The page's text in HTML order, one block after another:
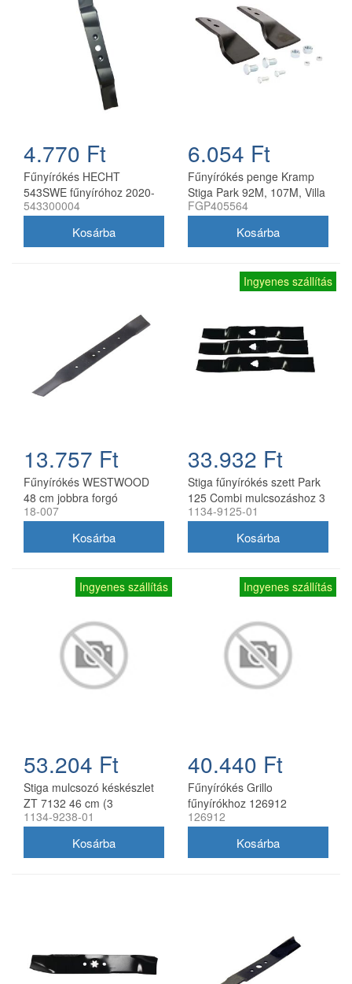
4.770 Ft
Fűnyírókés HECHT
543SWE fűnyíróhoz 2020-
21
543300004
6.054 Ft
Fűnyírókés penge Kramp
Stiga Park 92M, 107M, Villa
92M, 107M 170 mm
FGP405564
13.757 Ft
Fűnyírókés WESTWOOD
48 cm jobbra forgó
18-007
Ingyenes szállítás
33.932 Ft
Stiga fűnyírókés szett Park
125 Combi mulcsozáshoz 3
db
1134-9125-01
Ingyenes szállítás
53.204 Ft
Stiga mulcsozó késkészlet
ZT 7132 46 cm (3
db/csomag) 1134-9238-01
1134-9238-01
Ingyenes szállítás
40.440 Ft
Fűnyírókés Grillo
fűnyírókhoz 126912
126912